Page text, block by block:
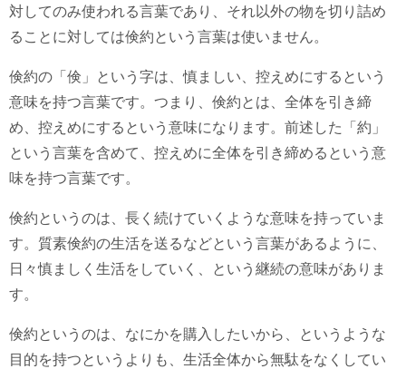
対してのみ使われる言葉であり、それ以外の物を切り詰め
ることに対しては倹約という言葉は使いません。
倹約の「倹」という字は、慎ましい、控えめにするという
意味を持つ言葉です。つまり、倹約とは、全体を引き締
め、控えめにするという意味になります。前述した「約」
という言葉を含めて、控えめに全体を引き締めるという意
味を持つ言葉です。
倹約というのは、長く続けていくような意味を持っていま
す。質素倹約の生活を送るなどという言葉があるように、
日々慎ましく生活をしていく、という継続の意味がありま
す。
倹約というのは、なにかを購入したいから、というような
目的を持つというよりも、生活全体から無駄をなくしてい